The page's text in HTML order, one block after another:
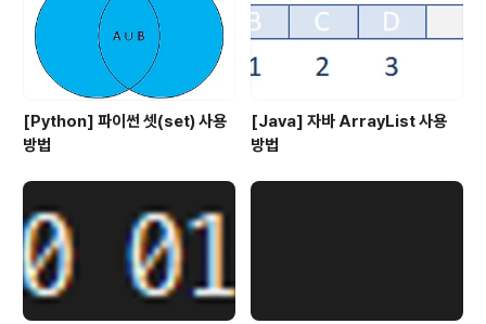
[Python] 파이썬 셋(set) 사용
방법
[Java] 자바 ArrayList 사용
방법